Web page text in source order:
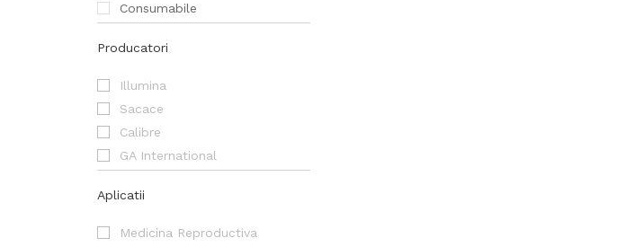
Consumabile
Producatori
Illumina
Sacace
Calibre
GA International
Aplicatii
Medicina Reproductiva